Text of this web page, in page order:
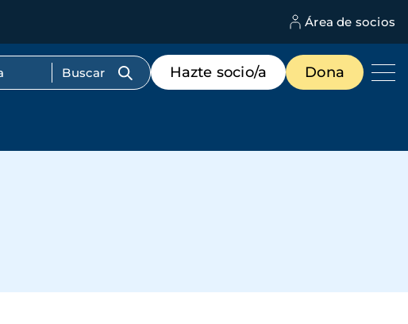
Área de socios
Menú
de
destacados
Hazte socio/a Dona